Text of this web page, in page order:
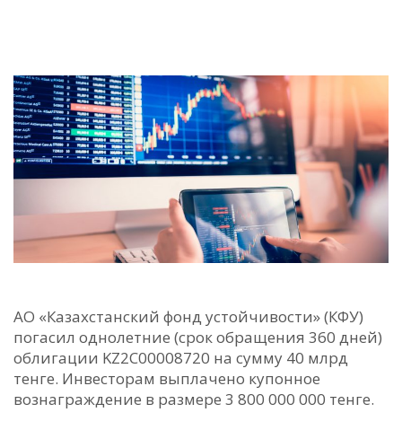
АО «Казахстанский фонд устойчивости» (КФУ)
погасил однолетние (срок обращения 360 дней)
облигации KZ2C00008720 на сумму 40 млрд
тенге. Инвесторам выплачено купонное
вознаграждение в размере 3 800 000 000 тенге.